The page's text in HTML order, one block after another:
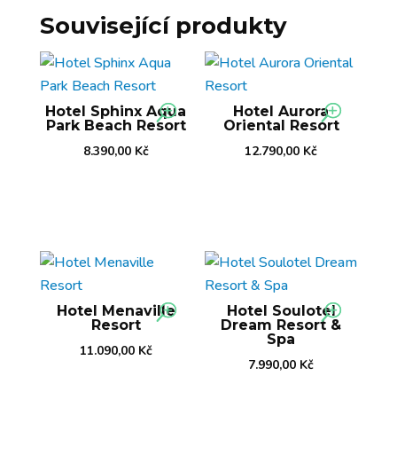
Související produkty
Hotel Sphinx Aqua
Park Beach Resort
8.390,00 Kč
Hotel Aurora
Oriental Resort
12.790,00 Kč
Hotel Menaville
Resort
11.090,00 Kč
Hotel Soulotel
Dream Resort &
Spa
7.990,00 Kč